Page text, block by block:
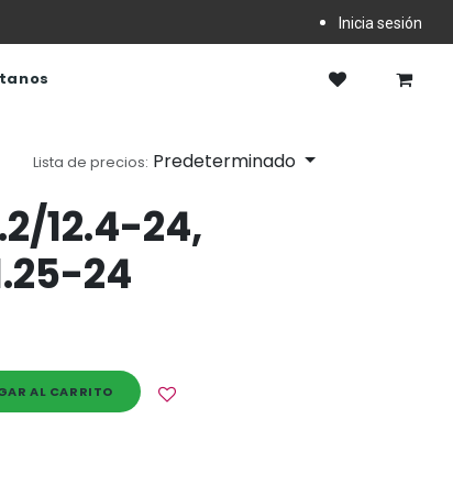
Inicia sesión
Lista de precios: Predeterminado
12.4-24,
24
AL CARRITO